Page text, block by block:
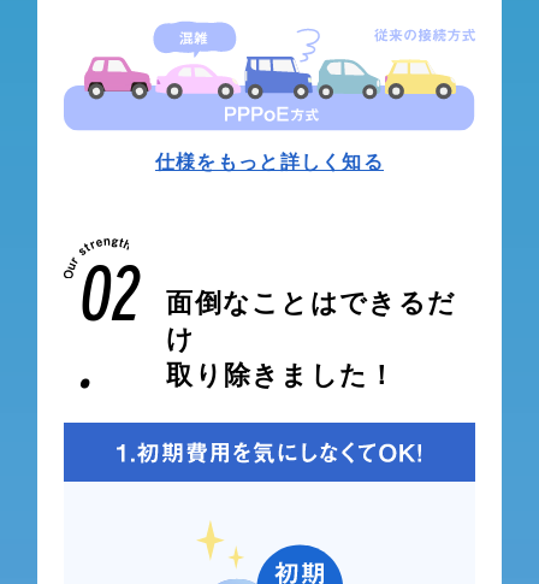
仕様をもっと詳しく知る
02
.
面倒なことはできるだ
け
取り除きました！